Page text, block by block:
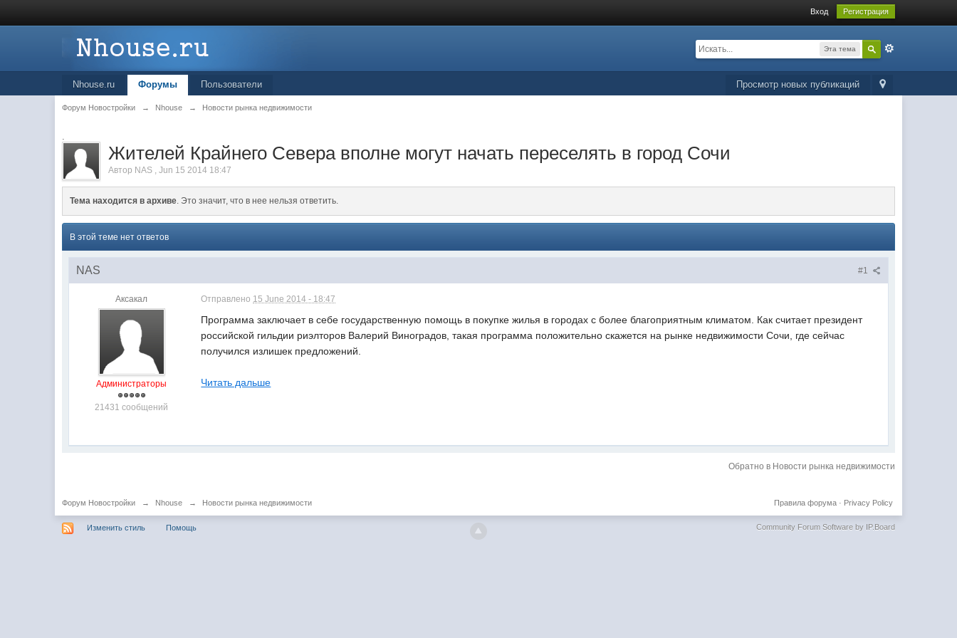
Вход Регистрация
Эта тема
Просмотр новых публикаций
Nhouse.ru Форумы Пользователи
Форум Новостройки → Nhouse → Новости рынка недвижимости
.
Жителей Крайнего Севера вполне могут начать переселять в город Сочи
Автор NAS ,Jun 15 2014 18:47
Тема находится в архиве. Это значит, что в нее нельзя ответить.
В этой теме нет ответов
#1
NAS
Аксакал
Администраторы
21431 сообщений
Отправлено 15 June 2014 - 18:47
Программа заключает в себе государственную помощь в покупке жилья в городах с более благоприятным климатом. Как считает президент
российской гильдии риэлторов Валерий Виноградов, такая программа положительно скажется на рынке недвижимости Сочи, где сейчас
получился излишек предложений.
Читать дальше
Обратно в Новости рынка недвижимости
Форум Новостройки → Nhouse → Новости рынка недвижимости Privacy Policy
Правила форума·
Изменить стиль Помощь Community Forum Software by IP.Board